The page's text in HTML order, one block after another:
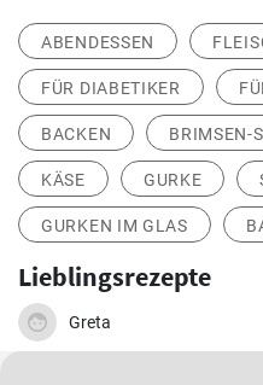
ABENDESSEN
FÜR DIABETIKER
BACKEN BRIMSEN-
KÄSE GURKE
GURKEN IM GLAS
Lieblingsrezepte
Greta